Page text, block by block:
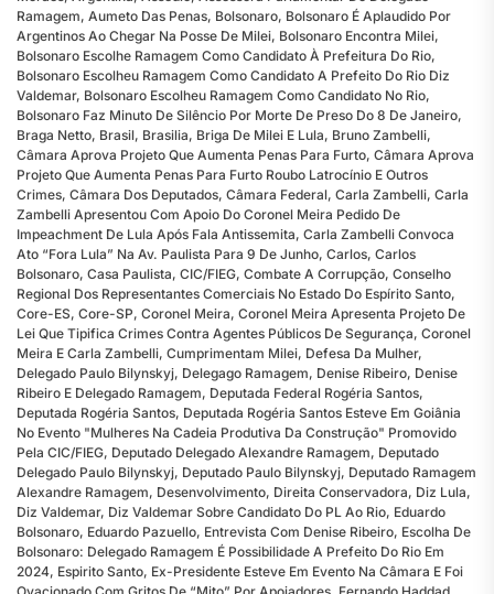
Ramagem, Aumeto Das Penas, Bolsonaro, Bolsonaro É Aplaudido Por
Argentinos Ao Chegar Na Posse De Milei, Bolsonaro Encontra Milei,
Bolsonaro Escolhe Ramagem Como Candidato À Prefeitura Do Rio,
Bolsonaro Escolheu Ramagem Como Candidato A Prefeito Do Rio Diz
Valdemar, Bolsonaro Escolheu Ramagem Como Candidato No Rio,
Bolsonaro Faz Minuto De Silêncio Por Morte De Preso Do 8 De Janeiro,
Braga Netto, Brasil, Brasilia, Briga De Milei E Lula, Bruno Zambelli,
Câmara Aprova Projeto Que Aumenta Penas Para Furto, Câmara Aprova
Projeto Que Aumenta Penas Para Furto Roubo Latrocínio E Outros
Crimes, Câmara Dos Deputados, Câmara Federal, Carla Zambelli, Carla
Zambelli Apresentou Com Apoio Do Coronel Meira Pedido De
Impeachment De Lula Após Fala Antissemita, Carla Zambelli Convoca
Ato “fora Lula” Na Av. Paulista Para 9 De Junho, Carlos, Carlos
Bolsonaro, Casa Paulista, CIC/FIEG, Combate A Corrupção, Conselho
Regional Dos Representantes Comerciais No Estado Do Espírito Santo,
Core-ES, Core-SP, Coronel Meira, Coronel Meira Apresenta Projeto De
Lei Que Tipifica Crimes Contra Agentes Públicos De Segurança, Coronel
Meira E Carla Zambelli, Cumprimentam Milei, Defesa Da Mulher,
Delegado Paulo Bilynskyj, Delegago Ramagem, Denise Ribeiro, Denise
Ribeiro E Delegado Ramagem, Deputada Federal Rogéria Santos,
Deputada Rogéria Santos, Deputada Rogéria Santos Esteve Em Goiânia
No Evento "Mulheres Na Cadeia Produtiva Da Construção" Promovido
Pela CIC/FIEG, Deputado Delegado Alexandre Ramagem, Deputado
Delegado Paulo Bilynskyj, Deputado Paulo Bilynskyj, Deputado Ramagem
Alexandre Ramagem, Desenvolvimento, Direita Conservadora, Diz Lula,
Diz Valdemar, Diz Valdemar Sobre Candidato Do PL Ao Rio, Eduardo
Bolsonaro, Eduardo Pazuello, Entrevista Com Denise Ribeiro, Escolha De
Bolsonaro: Delegado Ramagem É Possibilidade A Prefeito Do Rio Em
2024, Espirito Santo, Ex-Presidente Esteve Em Evento Na Câmara E Foi